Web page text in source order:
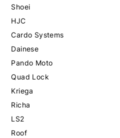
Shoei
HJC
Cardo Systems
Dainese
Pando Moto
Quad Lock
Kriega
Richa
LS2
Roof